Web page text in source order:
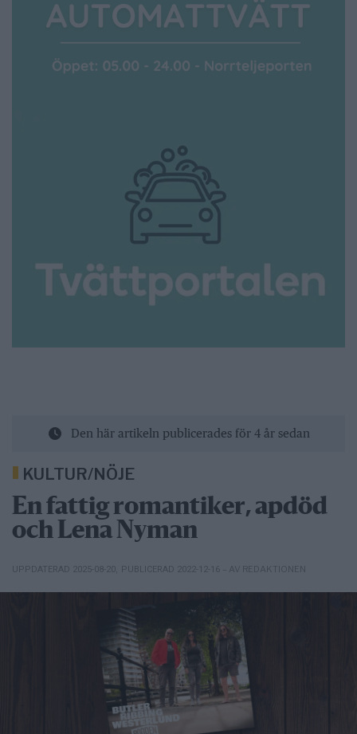
Den här artikeln publicerades för 4 år sedan
KULTUR/NÖJE
En fattig romantiker, apdöd
och Lena Nyman
UPPDATERAD 2025-08-20 PUBLICERAD 2022-12-16 – AV REDAKTIONEN